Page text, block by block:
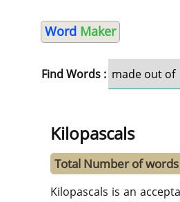
Word Maker
Find Words :
Kilopascals
Total Number of
Kilopascals is an